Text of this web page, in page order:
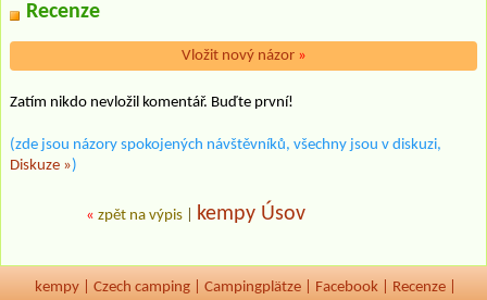
Recenze
Vložit nový názor »
Zatím nikdo nevložil komentář. Buďte první!
(zde jsou názory spokojených návštěvníků, všechny jsou v diskuzi,
Diskuze »)
« zpět na výpis kempy Úsov
kempy Czech camping Campingplätze Facebook Recenze